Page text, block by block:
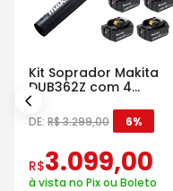
Kit Soprador Makita
DUB362Z com 4
Baterias Carregador e
Maleta
DE: R$3.299,00 6%
R$3.099,00
à vista no Pix ou Boleto